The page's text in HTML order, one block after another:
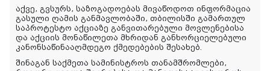
აქვე, გვსურს, საზოგადოებას მივაწოდოთ ინფორმაცია
გასული ღამის განმავლობაში, თბილისში გამართულ
საპროტესტო აქციაზე განვითარებული მოვლენებისა
და აქციის მონაწილეთა მხრიდან განხორციელებული
კანონსაწინააღმდეგო ქმედებების შესახებ.
შინაგან საქმეთა სამინისტროს თანამშრომლები,